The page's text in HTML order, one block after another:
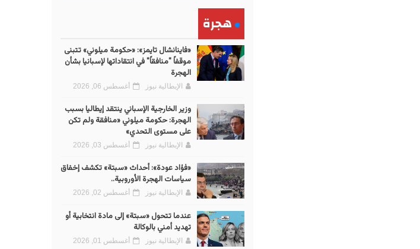
هجرة
«فاينانشال تايمز»: «حكومة ميلوني» تتبنى
موقفاً "منافقاً" في انتقاداتها لإسبانيا بشأن
الهجرة
الإيطالية نيوز أغسطس 06, 2026
وزير الخارجية الإسباني ينتقد إيطاليا بسبب
الهجرة: حكومة ميلوني «منافقة ولم تكن
على مستوى التحدي»
الإيطالية نيوز أغسطس 03, 2026
«فؤاد عودة»: أحداث «سبتة» تكشف إخفاق
سياسات الهجرة الأوروبية..
الإيطالية نيوز أغسطس 02, 2026
عندما تتحول «سبتة» إلى مادة انتخابية أو
تهديد أمني بالوكالة
الإيطالية نيوز أغسطس 01, 2026